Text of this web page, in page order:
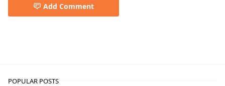
Add Comment
POPULAR POSTS